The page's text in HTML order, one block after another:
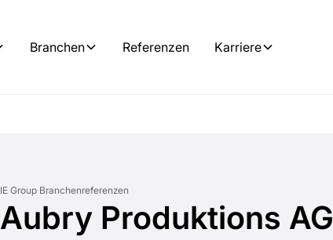
Branchen Referenzen Karriere
IE Group Branchenreferenzen
Aubry Produktions AG